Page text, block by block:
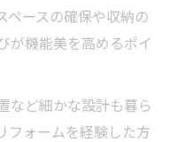
ペースの確保や収納の
が機能美を高めるポイ
など細かな設計も暮ら
フォームを経験した方